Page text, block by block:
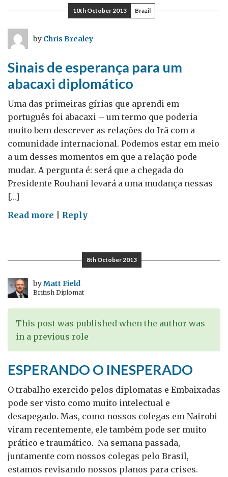
Hora
10th October 2013 Brazil
by Chris Brealey
Sinais de esperança para um
abacaxi diplomático
Uma das primeiras gírias que aprendi em
português foi abacaxi – ­um termo que poderia
muito bem descrever as relações do Irã com a
comunidade internacional. Podemos estar em meio
a um desses momentos em que a relação pode
mudar. A pergunta é: será que a chegada do
Presidente Rouhani levará a uma mudança nessas
[…]
Read more on
esperança
um
abacaxi
diplomático
Reply
8th October 2013
byMatt Field
British Diplomat
This post was published when the author was
in a previous role
ESPERANDO O INESPERADO
O trabalho exercido pelos diplomatas e Embaixadas
pode ser visto como muito intelectual e
desapegado. Mas, como nossos colegas em Nairobi
viram recentemente, ele também pode ser muito
prático e traumático. Na semana passada,
juntamente com nossos colegas pelo Brasil,
estamos revisando nossos planos para crises.